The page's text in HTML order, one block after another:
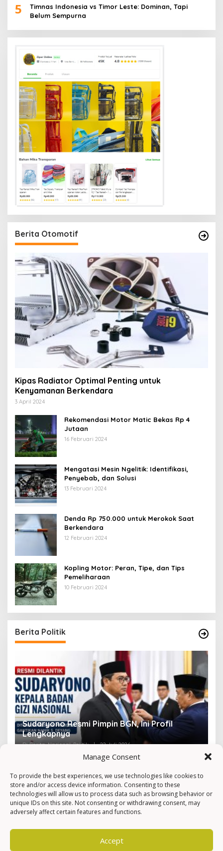
Manage Consent
To provide the best experiences, we use technologies like cookies to
store and/or access device information. Consenting to these
technologies will allow us to process data such as browsing behavior or
unique IDs on this site. Not consenting or withdrawing consent, may
adversely affect certain features and functions.
Accept
5
Timnas Indonesia vs Timor Leste: Dominan, Tapi
Belum Sempurna
Berita Otomotif
Kipas Radiator Optimal Penting untuk
Kenyamanan Berkendara
3 April 2024
Rekomendasi Motor Matic Bekas Rp 4
Jutaan
16 Februari 2024
Mengatasi Mesin Ngelitik: Identifikasi,
Penyebab, dan Solusi
13 Februari 2024
Denda Rp 750.000 untuk Merokok Saat
Berkendara
12 Februari 2024
Kopling Motor: Peran, Tipe, dan Tips
Pemeliharaan
10 Februari 2024
Berita Politik
Sudaryono Resmi Pimpin BGN, Ini Profil
Lengkapnya
Di Berita, Nasional, Politik | 22 Juli 2026 Di